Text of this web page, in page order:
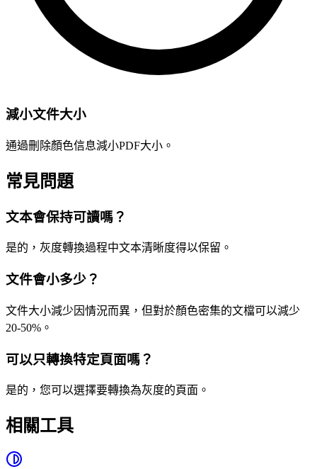
減小文件大小
通過刪除顏色信息減小PDF大小。
常見問題
文本會保持可讀嗎？
是的，灰度轉換過程中文本清晰度得以保留。
文件會小多少？
文件大小減少因情況而異，但對於顏色密集的文檔可以減少
20-50%。
可以只轉換特定頁面嗎？
是的，您可以選擇要轉換為灰度的頁面。
相關工具